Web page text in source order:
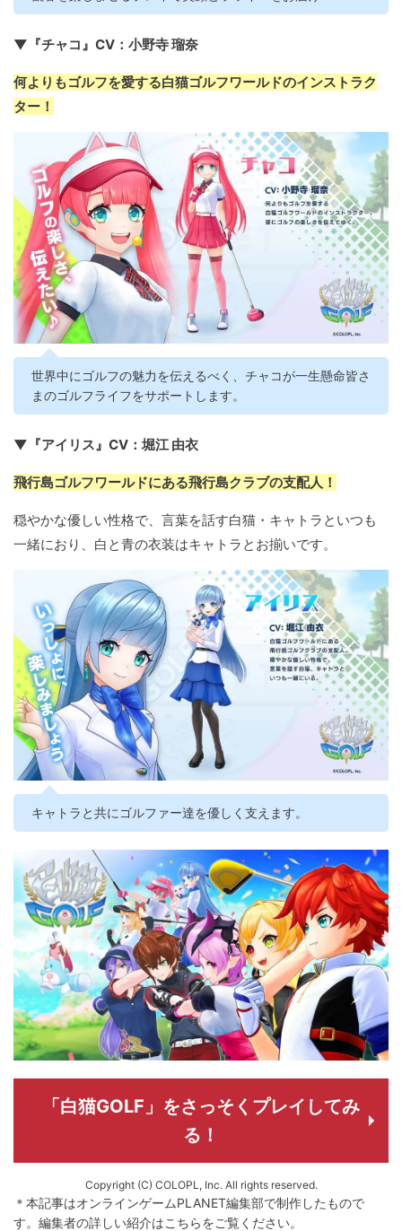
▼『チャコ』CV：小野寺 瑠奈
何よりもゴルフを愛する白猫ゴルフワールドのインストラク
ター！
世界中にゴルフの魅力を伝えるべく、チャコが一生懸命皆さ
まのゴルフライフをサポートします。
▼『アイリス』CV：堀江 由衣
飛行島ゴルフワールドにある飛行島クラブの支配人！
穏やかな優しい性格で、言葉を話す白猫・キャトラといつも
一緒におり、白と青の衣装はキャトラとお揃いです。
キャトラと共にゴルファー達を優しく支えます。
「白猫GOLF」をさっそくプレイしてみ
る！
Copyright (C) COLOPL, Inc. All rights reserved.
＊本記事はオンラインゲームPLANET編集部で制作したもので
す。 編集者の詳しい紹介はこちらをご覧ください。